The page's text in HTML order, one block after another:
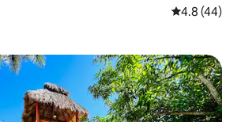
औसत रेटिंग 5
4.8 (44)